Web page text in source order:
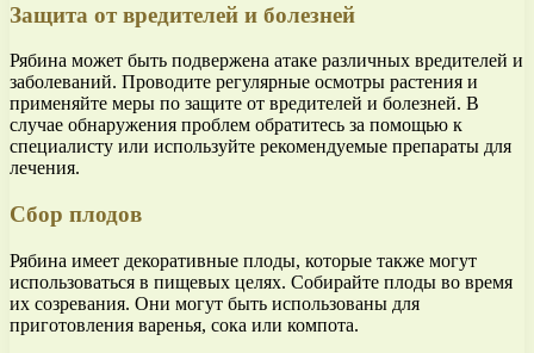
Защита от вредителей и болезней
Рябина может быть подвержена атаке различных вредителей и
заболеваний. Проводите регулярные осмотры растения и
применяйте меры по защите от вредителей и болезней. В
случае обнаружения проблем обратитесь за помощью к
специалисту или используйте рекомендуемые препараты для
лечения.
Сбор плодов
Рябина имеет декоративные плоды, которые также могут
использоваться в пищевых целях. Собирайте плоды во время
их созревания. Они могут быть использованы для
приготовления варенья, сока или компота.